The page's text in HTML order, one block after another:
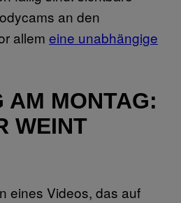
an den
allem eine unabhängige
AM MONTAG:
WEINT
eines Videos, das auf